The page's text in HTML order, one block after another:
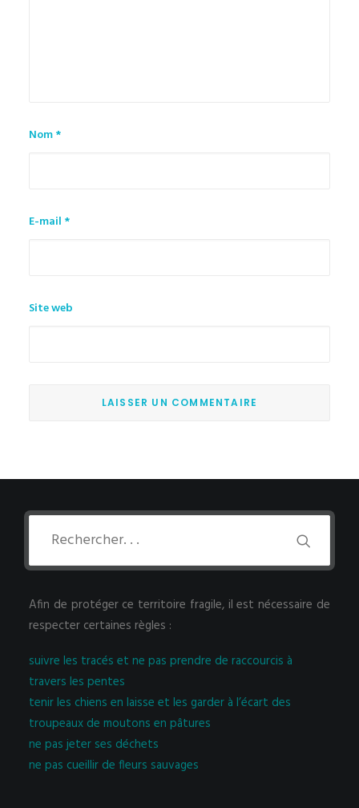
Nom*
E-mail *
Site web
Afin de protéger ce territoire fragile, il est nécessaire de
respecter certaines règles :
suivre les tracés et ne pas prendre de raccourcis à
travers les pentes
tenir les chiens en laisse et les garder à l’écart des
troupeaux de moutons en pâtures
ne pas jeter ses déchets
ne pas cueillir de fleurs sauvages